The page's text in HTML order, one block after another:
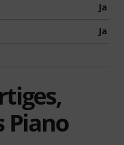
Ja
Ja
Piano